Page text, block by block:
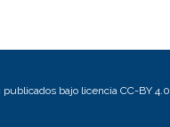
bajo licencia CC-BY 4.0